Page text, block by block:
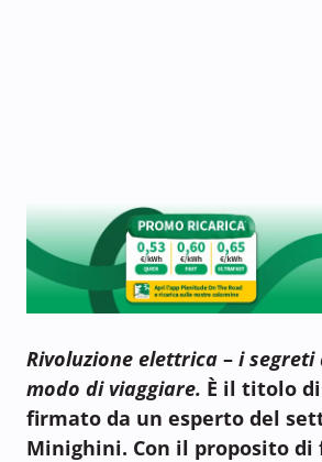
Rivoluzione elettrica – i segreti
modo di viaggiare. È il titolo
firmato da un esperto del
Minighini. Con il proposito di